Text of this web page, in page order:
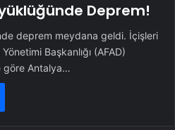
Deprem!
deprem meydana geldi. İçişleri
Başkanlığı (AFAD)
göre Antalya…